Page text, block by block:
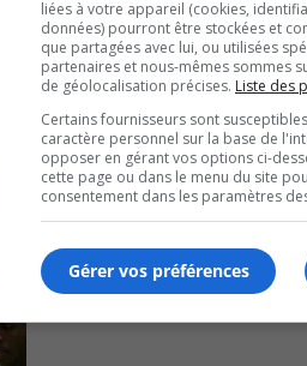
liées à votre appareil (cookies,
données) pourront être stockées et
que partagées avec lui, ou utilisées
partenaires et nous-mêmes sommes
de géolocalisation précises. Liste des
Certains fournisseurs sont
caractère personnel sur la base de
opposer en gérant vos options ci-
cette page ou dans le menu du site
consentement dans les paramètres
Gérer vos préférences